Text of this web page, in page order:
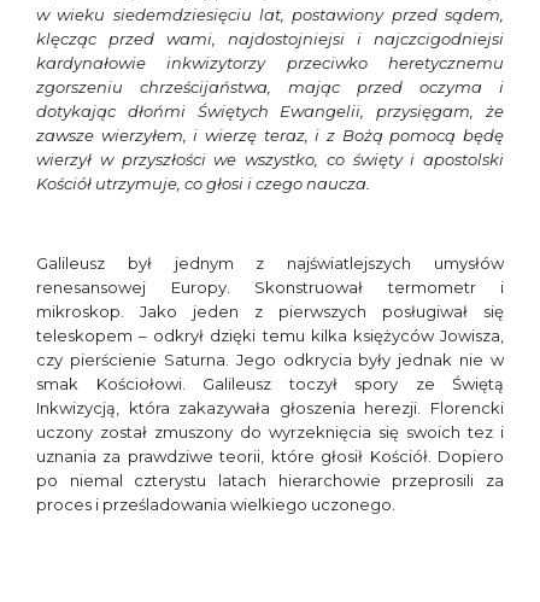
w wieku siedemdziesięciu lat, postawiony przed sądem,
klęcząc przed wami, najdostojniejsi i najczcigodniejsi
kardynałowie inkwizytorzy przeciwko heretycznemu
zgorszeniu chrześcijaństwa, mając przed oczyma i
dotykając dłońmi Świętych Ewangelii, przysięgam, że
zawsze wierzyłem, i wierzę teraz, i z Bożą pomocą będę
wierzył w przyszłości we wszystko, co święty i apostolski
Kościół utrzymuje, co głosi i czego naucza.
Galileusz był jednym z najświatlejszych umysłów
renesansowej Europy. Skonstruował termometr i
mikroskop. Jako jeden z pierwszych posługiwał się
teleskopem – odkrył dzięki temu kilka księżyców Jowisza,
czy pierścienie Saturna. Jego odkrycia były jednak nie w
smak Kościołowi. Galileusz toczył spory ze Świętą
Inkwizycją, która zakazywała głoszenia herezji. Florencki
uczony został zmuszony do wyrzeknięcia się swoich tez i
uznania za prawdziwe teorii, które głosił Kościół. Dopiero
po niemal czterystu latach hierarchowie przeprosili za
proces i prześladowania wielkiego uczonego.